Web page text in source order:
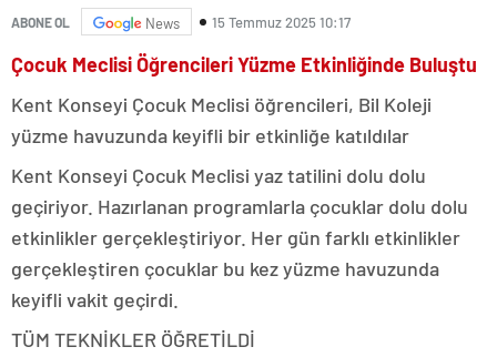
ABONE OL News 15 Temmuz 2025 10:17
‎Çocuk Meclisi Öğrencileri Yüzme Etkinliğinde Buluştu
‎Kent Konseyi Çocuk Meclisi öğrencileri, Bil Koleji
yüzme havuzunda keyifli bir etkinliğe katıldılar
Kent Konseyi Çocuk Meclisi yaz tatilini dolu dolu
geçiriyor. Hazırlanan programlarla çocuklar dolu dolu
etkinlikler gerçekleştiriyor. Her gün farklı etkinlikler
gerçekleştiren çocuklar bu kez yüzme havuzunda
keyifli vakit geçirdi.
TÜM TEKNİKLER ÖĞRETİLDİ